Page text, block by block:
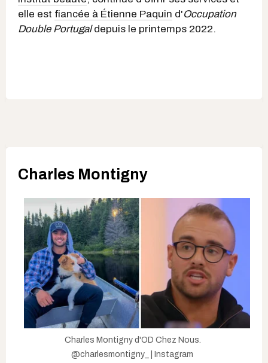
elle est fiancée à Étienne Paquin d'Occupation
Double Portugaldepuis le printemps 2022.
Charles Montigny
Charles Montigny d'OD Chez Nous.
@charlesmontigny_ | Instagram